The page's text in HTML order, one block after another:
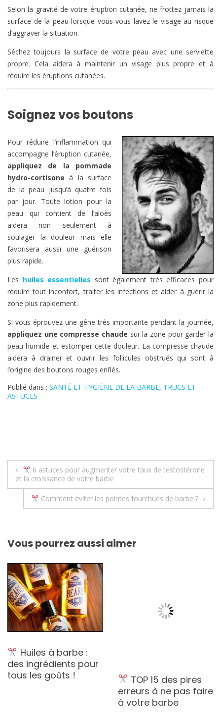
Selon la gravité de votre éruption cutanée, ne frottez jamais la
surface de la peau lorsque vous vous lavez le visage au risque
d’aggraver la situation.
Séchez toujours la surface de votre peau avec une serviette
propre. Cela aidera à maintenir un visage plus propre et à
réduire les éruptions cutanées.
Soignez vos boutons
Pour réduire l’inflammation qui
accompagne l’éruption cutanée,
appliquez de la pommade
hydro-cortisone à la surface
de la peau jusqu’à quatre fois
par jour. Toute lotion pour la
peau qui contient de l’aloès
aidera non seulement à
soulager la douleur mais elle
favorisera aussi une guérison
plus rapide.
Les huiles essentielles sont également très efficaces pour
réduire tout inconfort, traiter les infections et aider à guérir la
zone plus rapidement.
Si vous éprouvez une gêne très importante pendant la journée,
appliquez une compresse chaude sur la zone pour garder la
peau humide et estomper cette douleur. La compresse chaude
aidera à drainer et ouvrir les follicules obstrués qui sont à
l’origine des boutons rouges enflés.
Publié dans : SANTÉ ET HYGIÈNE DE LA BARBE, TRUCS ET
ASTUCES
Navigation
de
l’article
6 astuces pour augmenter votre taux de testostérone
et la croissance de votre barbe
Comment éviter les pointes fourchues de barbe ?
Vous pourrez aussi aimer
Huiles à barbe :
des ingrédients pour
tous les goûts !
TOP 15 des pires
erreurs à ne pas faire
à votre barbe